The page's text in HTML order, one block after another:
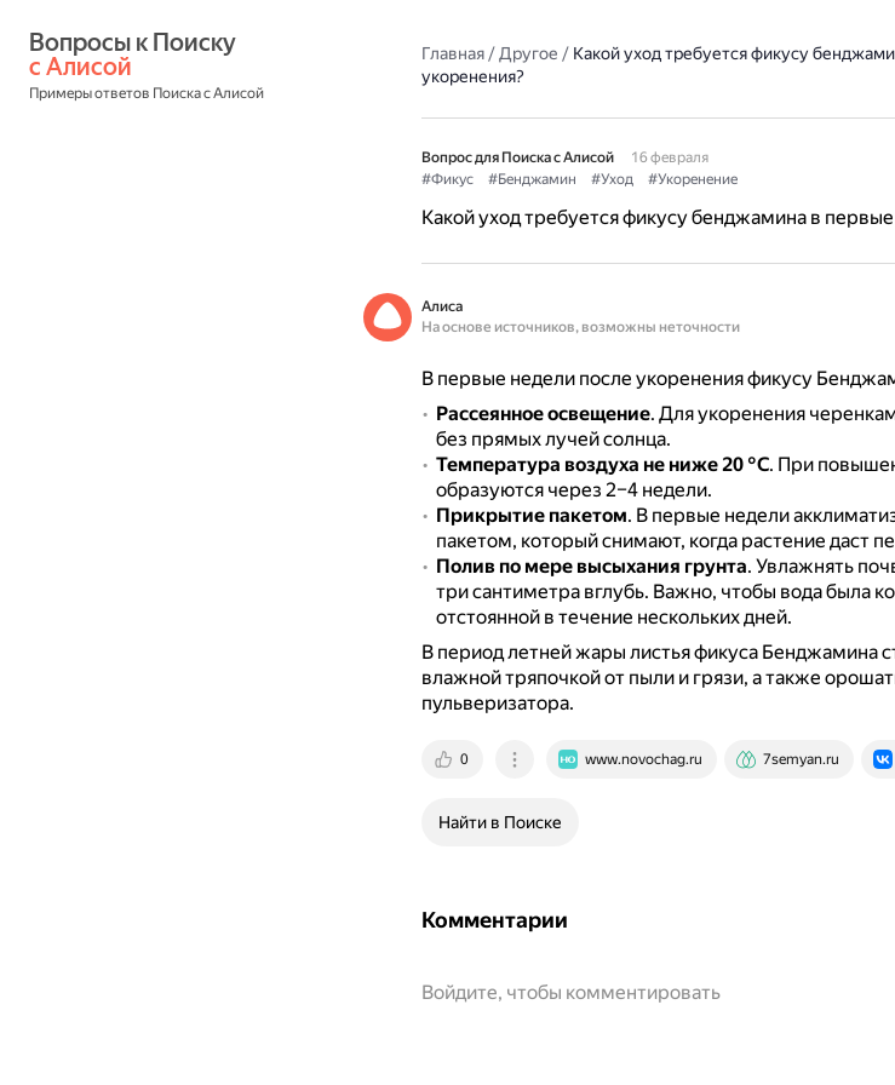
с Алисой
Примеры ответов Поиска с Алисой
Главная/Другое / Какой уход требуется фикусу
укоренения?
Вопрос для Поиска с Алисой
16 февраля
#Фикус
#Бенджамин #Уход #Укоренение
Какой уход требуется фикусу бенджамина в
Алиса
На основе источников, возможны неточности
В первые недели после укоренения фикусу
Рассеянное освещение. Для укоренения
без прямых лучей солнца.
Температура воздуха не ниже 20 °C. При
образуются через 2–4 недели.
Прикрытие пакетом. В первые недели
пакетом, который снимают, когда растение даст
Полив по мере высыхания грунта. Увлажнять
три сантиметра вглубь. Важно, чтобы вода была
отстоянной в течение нескольких дней.
В период летней жары листья фикуса Бенджамина
влажной тряпочкой от пыли и грязи, а также
пульверизатора.
0 www.novochag.ru 7semyan.ru
Найти в Поиске
Комментарии
Войдите, чтобы комментировать